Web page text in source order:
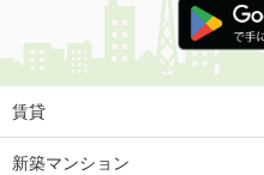
賃貸
新築マンション